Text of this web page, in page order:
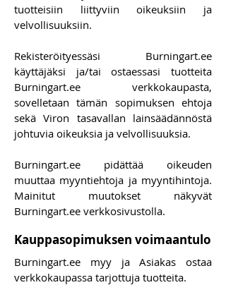
tuotteisiin liittyviin oikeuksiin ja
velvollisuuksiin.
Rekisteröityessäsi Burningart.ee
käyttäjäksi ja/tai ostaessasi tuotteita
Burningart.ee verkkokaupasta,
sovelletaan tämän sopimuksen ehtoja
sekä Viron tasavallan lainsäädännöstä
johtuvia oikeuksia ja velvollisuuksia.
Burningart.ee pidättää oikeuden
muuttaa myyntiehtoja ja myyntihintoja.
Mainitut muutokset näkyvät
Burningart.ee verkkosivustolla.
Kauppasopimuksen voimaantulo
Burningart.ee myy ja Asiakas ostaa
verkkokaupassa tarjottuja tuotteita.